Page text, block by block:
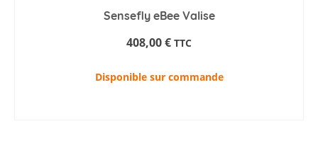
Sensefly eBee Valise
408,00€ TTC
Disponible sur commande